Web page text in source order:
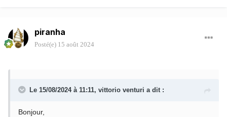
piranha
Posté(e) 15 août 2024
Le 15/08/2024 à 11:11, vittorio venturi a dit :
Bonjour,